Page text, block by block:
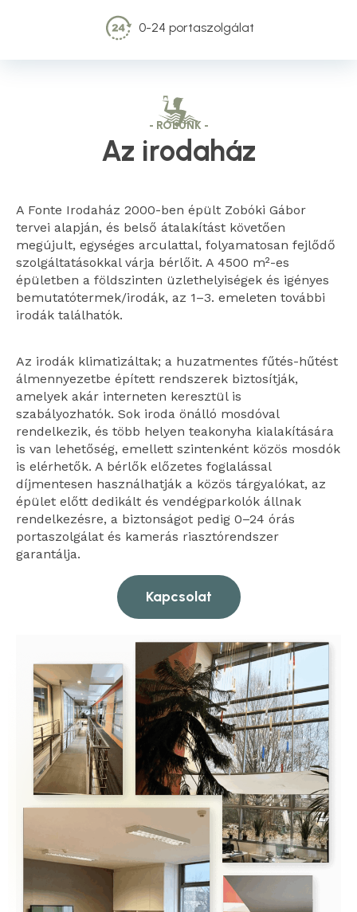
0-24 portaszolgálat
- RÓLUNK -
Az irodaház
A Fonte Irodaház 2000-ben épült Zobóki Gábor
tervei alapján, és belső átalakítást követően
megújult, egységes arculattal, folyamatosan fejlődő
szolgáltatásokkal várja bérlőit. A 4500 m²-es
épületben a földszinten üzlethelyiségek és igényes
bemutatótermek/irodák, az 1–3. emeleten további
irodák találhatók.
Az irodák klimatizáltak; a huzatmentes fűtés-hűtést
álmennyezetbe épített rendszerek biztosítják,
amelyek akár interneten keresztül is
szabályozhatók. Sok iroda önálló mosdóval
rendelkezik, és több helyen teakonyha kialakítására
is van lehetőség, emellett szintenként közös mosdók
is elérhetők. A bérlők előzetes foglalással
díjmentesen használhatják a közös tárgyalókat, az
épület előtt dedikált és vendégparkolók állnak
rendelkezésre, a biztonságot pedig 0–24 órás
portaszolgálat és kamerás riasztórendszer
garantálja.
Kapcsolat